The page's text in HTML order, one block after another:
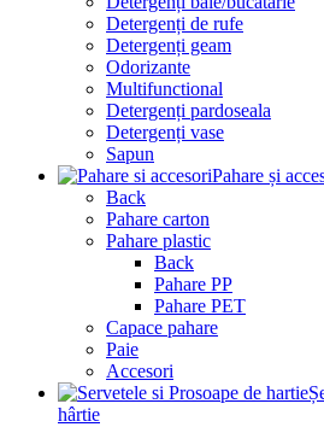
Detergenți de rufe
Detergenți geam
Odorizante
Multifunctional
Detergenți pardoseala
Detergenți vase
Sapun
Pahare și
Back
Pahare carton
Pahare plastic
Back
Pahare PP
Pahare PET
Capace pahare
Paie
Accesori
hârtie